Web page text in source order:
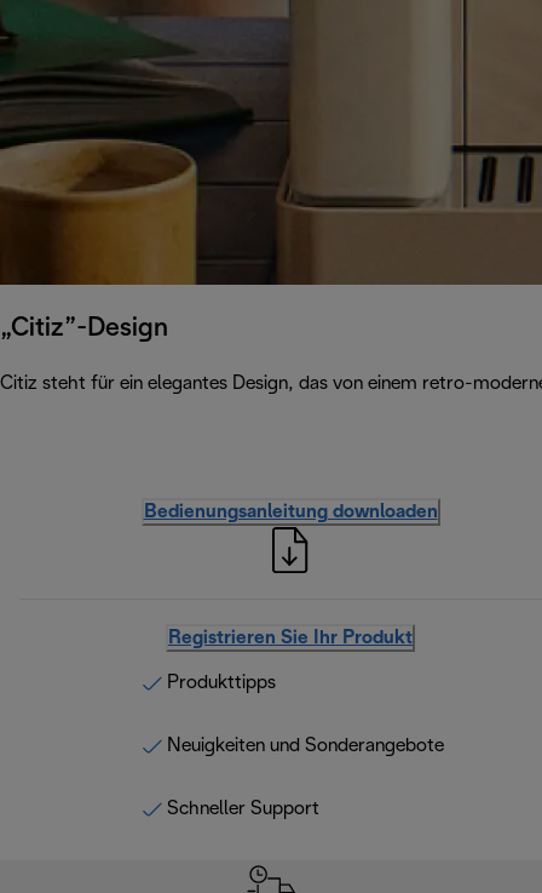
„Citiz”-Design
Citiz steht für ein elegantes Design, das von einem retro-
Bedienungsanleitung downloaden
Registrieren Sie Ihr Produkt
Produkttipps
Neuigkeiten und Sonderangebote
Schneller Support